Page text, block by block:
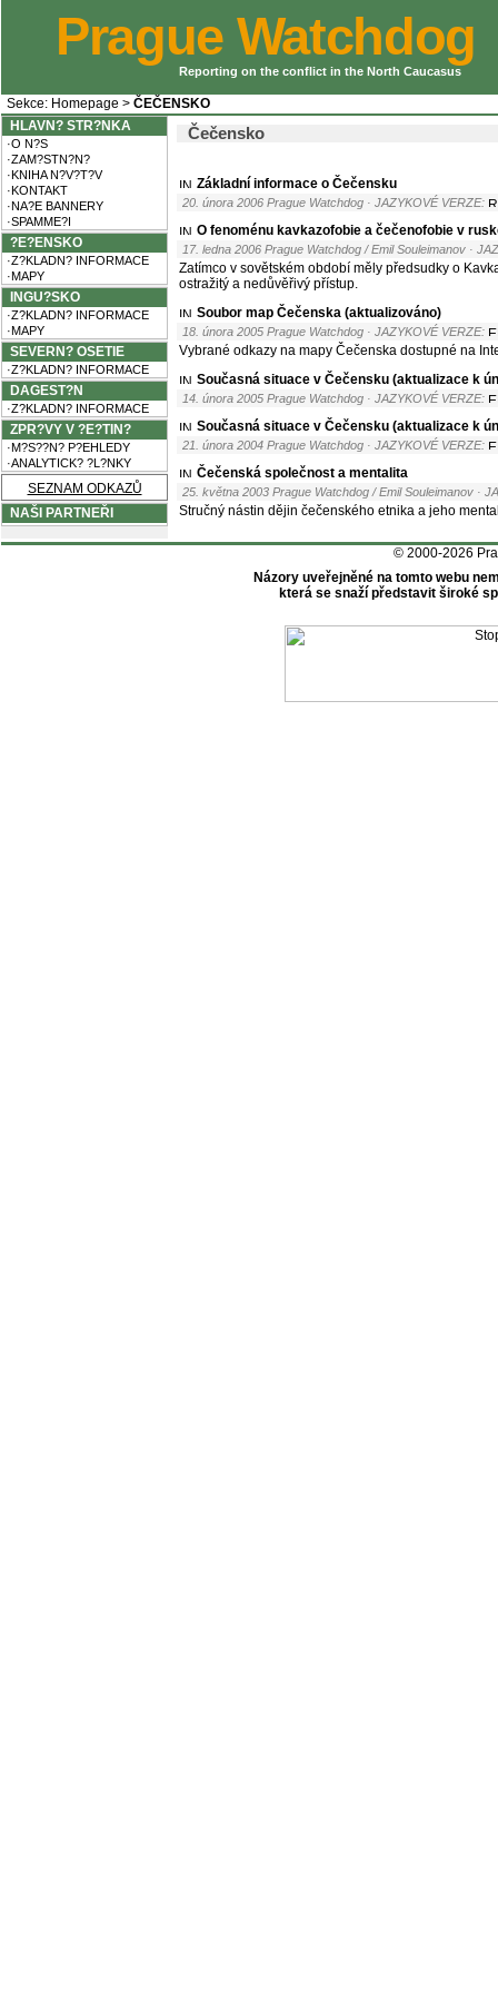
Prague Watchdog
Reporting on the conflict in the North Caucasus
Sekce: Homepage > ČEČENSKO
HLAVN? STR?NKA
·O N?S
·ZAM?STN?N?
·KNIHA N?V?T?V
·KONTAKT
·NA?E BANNERY
·SPAMME?I
?E?ENSKO
·Z?KLADN? INFORMACE
·MAPY
INGU?SKO
·Z?KLADN? INFORMACE
·MAPY
SEVERN? OSETIE
·Z?KLADN? INFORMACE
DAGEST?N
·Z?KLADN? INFORMACE
ZPR?VY V ?E?TIN?
·M?S??N? P?EHLEDY
·ANALYTICK? ?L?NKY
SEZNAM ODKAZŮ
NAŠI PARTNEŘI
Čečensko
Základní informace o Čečensku
20. února 2006 Prague Watchdog · JAZYKOVÉ VERZE:
O fenoménu kavkazofobie a čečenofobie v
17. ledna 2006 Prague Watchdog / Emil Souleimanov ·
Zatímco v sovětském období měly předsudky o
ostražitý a nedůvěřivý přístup.
Soubor map Čečenska (aktualizováno)
18. února 2005 Prague Watchdog · JAZYKOVÉ VERZE:
Vybrané odkazy na mapy Čečenska dostupné na
Současná situace v Čečensku (aktualizace k
14. února 2005 Prague Watchdog · JAZYKOVÉ VERZE:
Současná situace v Čečensku (aktualizace k
21. února 2004 Prague Watchdog · JAZYKOVÉ VERZE:
Čečenská společnost a mentalita
25. května 2003 Prague Watchdog / Emil Souleimanov ·
Stručný nástin dějin čečenského etnika a jeho
© 2000-2026
Názory uveřejněné na tomto webu
která se snaží představit široké